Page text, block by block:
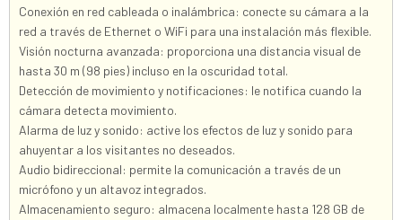
Conexión en red cableada o inalámbrica: conecte su cámara a la
red a través de Ethernet o WiFi para una instalación más flexible.
Visión nocturna avanzada: proporciona una distancia visual de
hasta 30 m (98 pies) incluso en la oscuridad total.
Detección de movimiento y notificaciones: le notifica cuando la
cámara detecta movimiento.
Alarma de luz y sonido: active los efectos de luz y sonido para
ahuyentar a los visitantes no deseados.
Audio bidireccional: permite la comunicación a través de un
micrófono y un altavoz integrados.
Almacenamiento seguro: almacena localmente hasta 128 GB de